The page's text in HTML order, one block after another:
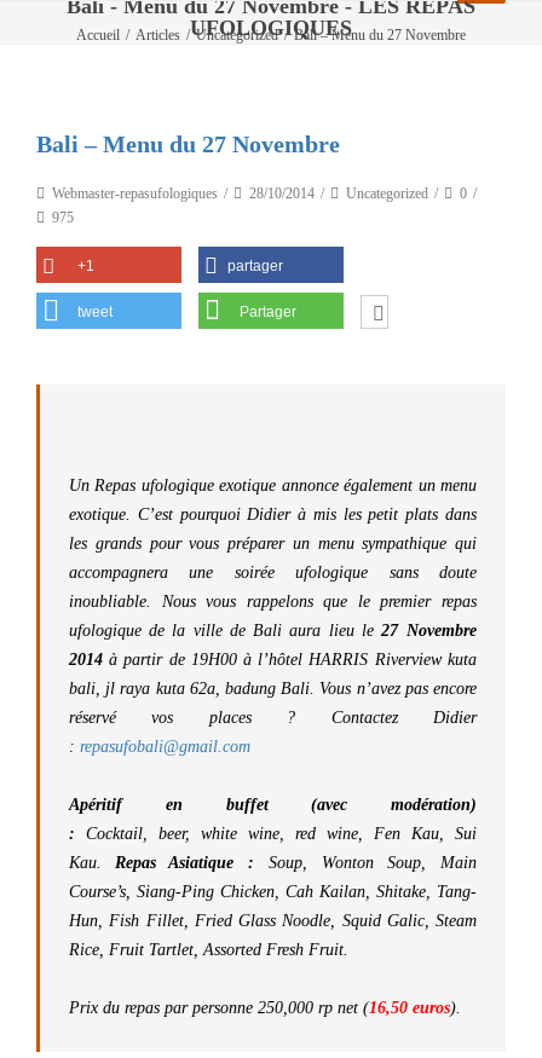
Bali - Menu du 27 Novembre - LES REPAS
UFOLOGIQUES
Accueil / Articles / Uncategorized / Bali – Menu du 27 Novembre
Bali – Menu du 27 Novembre
Webmaster-repasufologiques 28/10/2014 Uncategorized
0
975
+1 partager
tweet Partager
Un Repas ufologique exotique annonce également un menu
exotique. C’est pourquoi Didier à mis les petit plats dans
les grands pour vous préparer un menu sympathique qui
accompagnera une soirée ufologique sans doute
inoubliable. Nous vous rappelons que le premier repas
ufologique de la ville de Bali aura lieu le 27 Novembre
2014 à partir de 19H00 à l’hôtel HARRIS Riverview kuta
bali, jl raya kuta 62a, badung Bali. Vous n’avez pas encore
réservé vos places ? Contactez Didier
: repasufobali@gmail.com
Apéritif en buffet (avec modération)
: Cocktail, beer, white wine, red wine, Fen Kau, Sui
Kau. Repas Asiatique : Soup, Wonton Soup, Main
Course’s, Siang-Ping Chicken, Cah Kailan, Shitake, Tang-
Hun, Fish Fillet, Fried Glass Noodle, Squid Galic, Steam
Rice, Fruit Tartlet, Assorted Fresh Fruit.
Prix du repas par personne 250,000 rp net (16,50 euros).